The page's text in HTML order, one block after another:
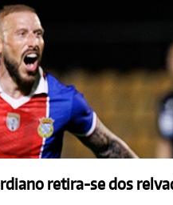
retira-se dos